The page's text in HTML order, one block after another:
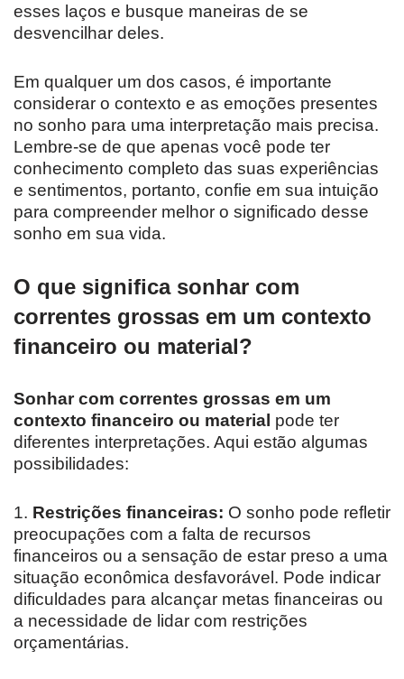
esses laços e busque maneiras de se
desvencilhar deles.
Em qualquer um dos casos, é importante
considerar o contexto e as emoções presentes
no sonho para uma interpretação mais precisa.
Lembre-se de que apenas você pode ter
conhecimento completo das suas experiências
e sentimentos, portanto, confie em sua intuição
para compreender melhor o significado desse
sonho em sua vida.
O que significa sonhar com
correntes grossas em um contexto
financeiro ou material?
Sonhar com correntes grossas em um
contexto financeiro ou material pode ter
diferentes interpretações. Aqui estão algumas
possibilidades:
1. Restrições financeiras: O sonho pode refletir
preocupações com a falta de recursos
financeiros ou a sensação de estar preso a uma
situação econômica desfavorável. Pode indicar
dificuldades para alcançar metas financeiras ou
a necessidade de lidar com restrições
orçamentárias.